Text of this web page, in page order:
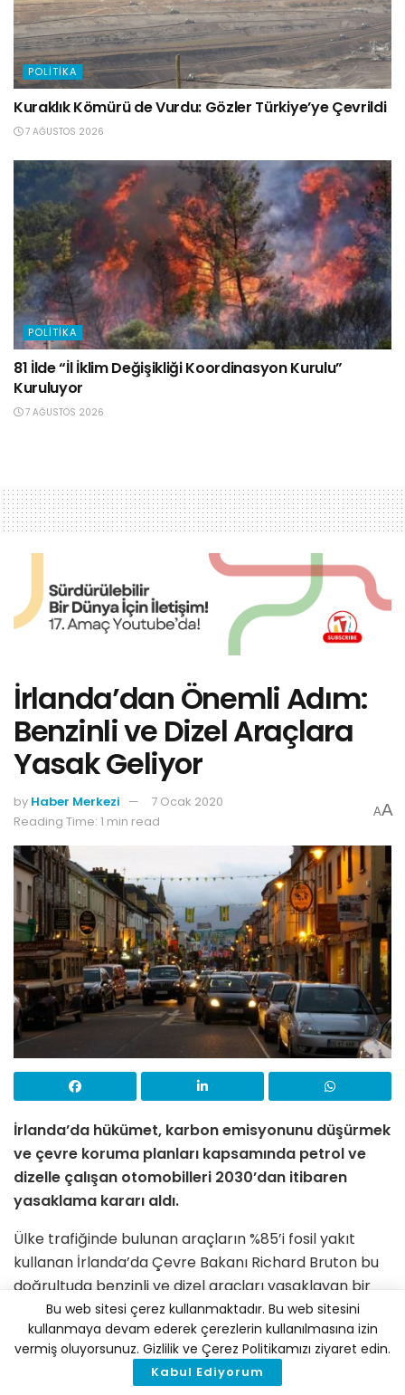
POLITIKA
Kuraklık Kömürü de Vurdu: Gözler Türkiye’ye Çevrildi
7 AĞUSTOS 2026
POLITIKA
81 İlde “İl İklim Değişikliği Koordinasyon Kurulu”
Kuruluyor
7 AĞUSTOS 2026
İrlanda’dan Önemli Adım:
Benzinli ve Dizel Araçlara
Yasak Geliyor
by Haber Merkezi
7 Ocak 2020
Reading Time: 1 min read
AA
İrlanda’da hükümet, karbon emisyonunu düşürmek
ve çevre koruma planları kapsamında petrol ve
dizelle çalışan otomobilleri 2030’dan itibaren
yasaklama kararı aldı.
Ülke trafiğinde bulunan araçların %85’i fosil yakıt
kullanan İrlanda’da Çevre Bakanı Richard Bruton bu
doğrultuda benzinli ve dizel araçları yasaklayan bir
yasa tasarısı hazırladıklarını açıkladı.
Hazırlanan yasa tasarısına göre 2030’dan itibaren
geçerli olacak karar sonrası ülkede benzinli ve dizel
Bu web sitesi çerez kullanmaktadır. Bu web sitesini
kullanmaya devam ederek çerezlerin kullanılmasına izin
vermiş oluyorsunuz. Gizlilik ve Çerez Politikamızı ziyaret edin.
Kabul Ediyorum